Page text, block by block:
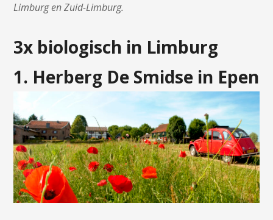
Limburg en Zuid-Limburg.
3x biologisch in Limburg
1. Herberg De Smidse in Epen